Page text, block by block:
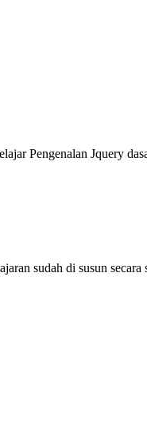
Pengenalan Jquery
sudah di susun secara